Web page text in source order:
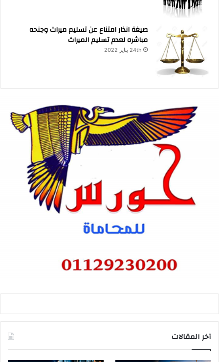
صيغة انذار امتناع عن تسليم ميراث وجنحه
مباشره لعدم تسليم الميراث
24th يناير 2022
آخر المقالات